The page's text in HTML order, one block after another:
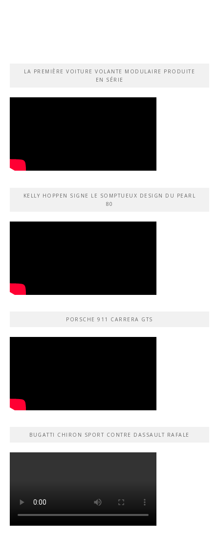
LA PREMIÈRE VOITURE VOLANTE MODULAIRE PRODUITE
EN SÉRIE
KELLY HOPPEN SIGNE LE SOMPTUEUX DESIGN DU PEARL
80
PORSCHE 911 CARRERA GTS
BUGATTI CHIRON SPORT CONTRE DASSAULT RAFALE